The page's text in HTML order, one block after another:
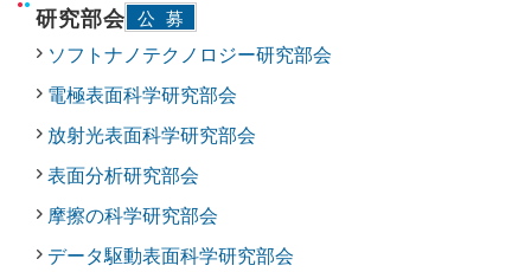
研究部会 公募
ソフトナノテクノロジー研究部会
電極表面科学研究部会
放射光表面科学研究部会
表面分析研究部会
摩擦の科学研究部会
データ駆動表面科学研究部会